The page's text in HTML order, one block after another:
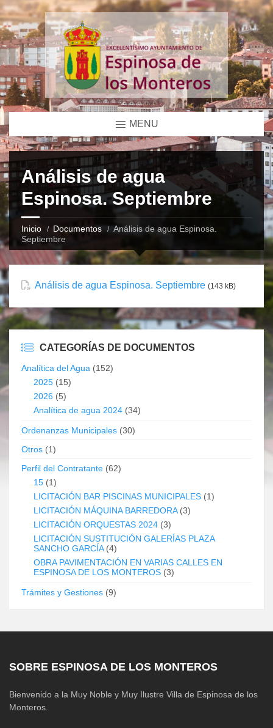
MENU
Análisis de agua
Espinosa. Septiembre
Inicio Documentos
Análisis de agua Espinosa.
Septiembre
Análisis de agua Espinosa. Septiembre (143 kB)
CATEGORÍAS DE DOCUMENTOS
Analítica del Agua (152)
2025 (15)
2026 (5)
Analítica de agua 2024 (34)
Ordenanzas Municipales (30)
Otros (1)
Perfil del Contratante (62)
15 (1)
LICITACIÓN BAR PISCINAS MUNICIPALES (1)
LICITACIÓN MÁQUINA BARREDORA(3)
LICITACIÓN ORQUESTAS 2024 (3)
LICITACIÓN SUSTITUCIÓN GALERÍAS PLAZA
SANCHO GARCÍA(4)
OBRA PAVIMENTACIÓN EN VARIAS CALLES EN
ESPINOSA DE LOS MONTEROS (3)
Trámites y Gestiones (9)
SOBRE ESPINOSA DE LOS MONTEROS
Bienvenido a la Muy Noble y Muy Ilustre Villa de Espinosa de los
Monteros.